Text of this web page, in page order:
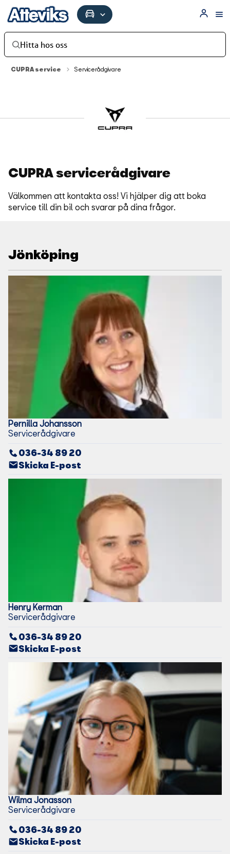
Hitta hos oss
CUPRA service Servicerådgivare
CUPRA servicerådgivare
Välkommen att kontakta oss! Vi hjälper dig att boka
service till din bil och svarar på dina frågor.
Jönköping
Pernilla Johansson
Servicerådgivare
036-34 89 20
Skicka E-post
Henry Kerman
Servicerådgivare
036-34 89 20
Skicka E-post
Wilma Jonasson
Servicerådgivare
036-34 89 20
Skicka E-post